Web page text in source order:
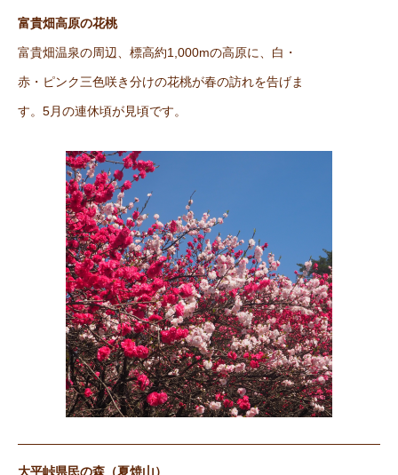
富貴畑高原の花桃
富貴畑温泉の周辺、標高約1,000mの高原に、白・
赤・ピンク三色咲き分けの花桃が春の訪れを告げま
す。5月の連休頃が見頃です。
大平峠県民の森（夏焼山）